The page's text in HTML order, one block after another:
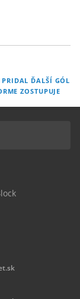
PRIDAL ĎALŠÍ GÓL
ZOSTUPUJE